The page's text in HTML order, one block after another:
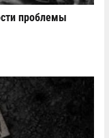
проблемы